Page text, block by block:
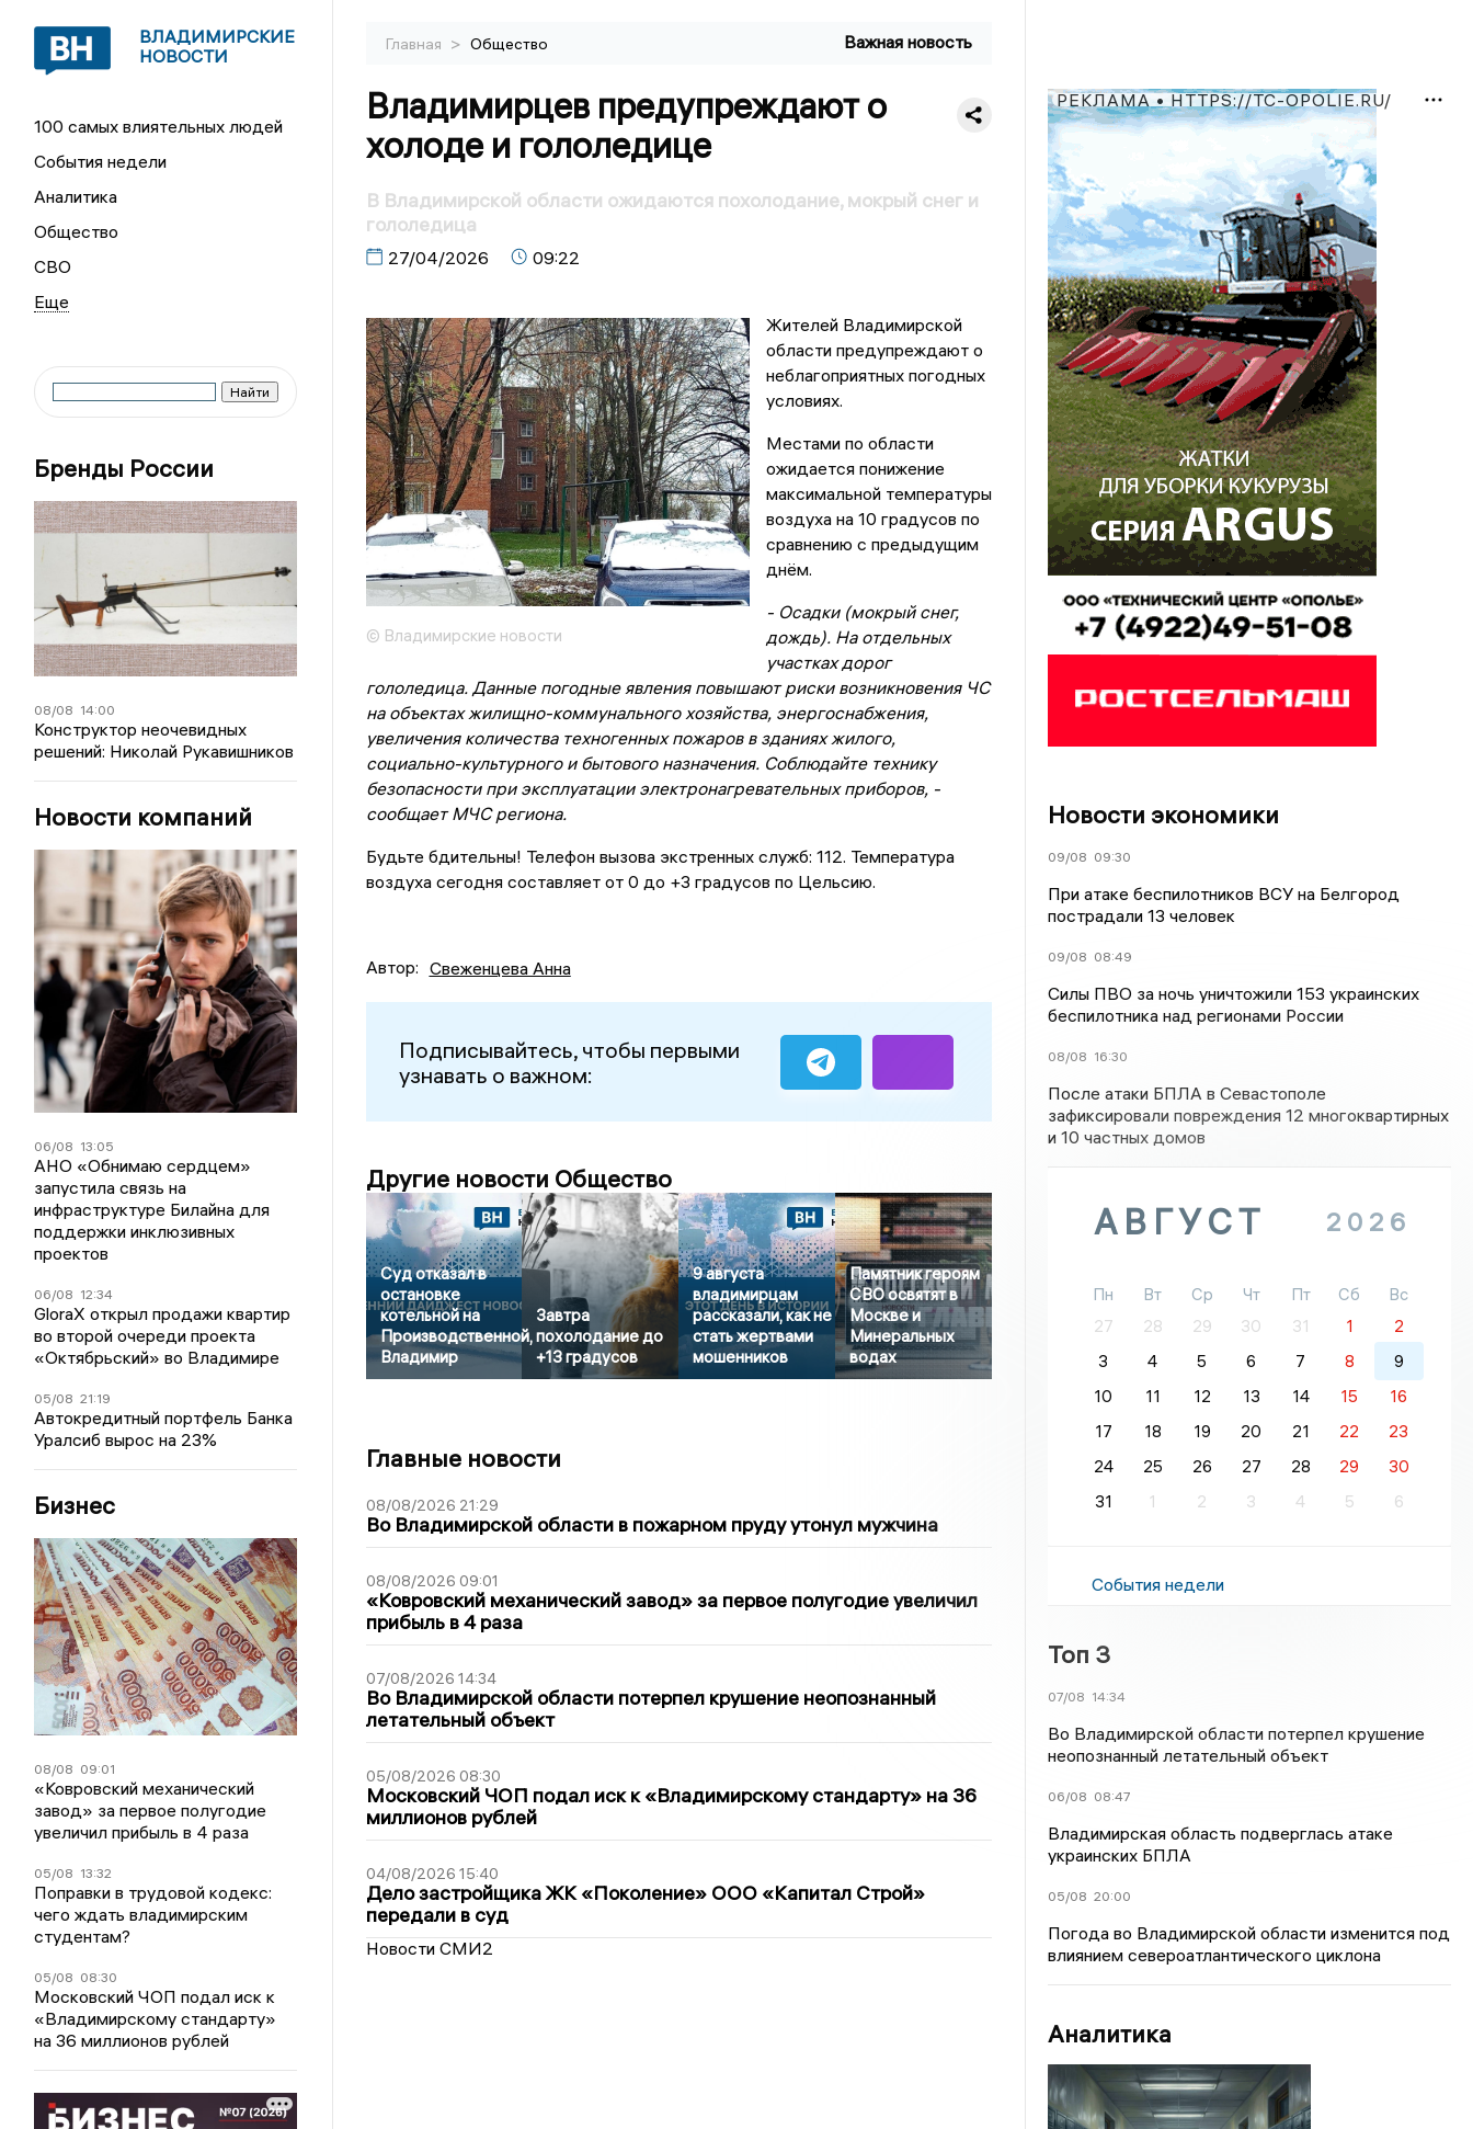
ВЛАДИМИРСКИЕ
НОВОСТИ
100 самых влиятельных людей
События недели
Аналитика
Общество
СВО
Бренды России
08/08 14:00
Конструктор неочевидных
решений: Николай Рукавишников
Новости компаний
06/08 13:05
АНО «Обнимаю сердцем»
запустила связь на
инфраструктуре Билайна для
поддержки инклюзивных
проектов
06/08 12:34
GloraX открыл продажи квартир
во второй очереди проекта
«Октябрьский» во Владимире
05/08 21:19
Автокредитный портфель Банка
Уралсиб вырос на 23%
Бизнес
08/08 09:01
«Ковровский механический
завод» за первое полугодие
увеличил прибыль в 4 раза
05/08 13:32
Поправки в трудовой кодекс:
чего ждать владимирским
студентам?
05/08 08:30
Московский ЧОП подал иск к
«Владимирскому стандарту»
на 36 миллионов рублей
Главная > Общество Важная новость
Владимирцев предупреждают о
холоде и гололедице
В Владимирской области ожидаются похолодание, мокрый снег и
гололедица
27/04/2026 09:22
© Владимирские новости
Жителей Владимирской
области предупреждают о
неблагоприятных погодных
условиях.
Местами по области
ожидается понижение
максимальной температуры
воздуха на 10 градусов по
сравнению с предыдущим
днём.
- Осадки (мокрый снег,
дождь). На отдельных
участках дорог
гололедица. Данные погодные явления повышают риски возникновения ЧС
на объектах жилищно-коммунального хозяйства, энергоснабжения,
увеличения количества техногенных пожаров в зданиях жилого,
социально-культурного и бытового назначения. Соблюдайте технику
безопасности при эксплуатации электронагревательных приборов, -
сообщает МЧС региона.
Будьте бдительны! Телефон вызова экстренных служб: 112. Температура
воздуха сегодня составляет от 0 до +3 градусов по Цельсию.
Автор: Свеженцева Анна
Подписывайтесь, чтобы первыми
узнавать о важном:
Другие новости Общество
Суд отказал в
остановке
котельной на
Производственной,
Владимир
Завтра
похолодание до
+13 градусов
9 августа
владимирцам
рассказали, как не
стать жертвами
мошенников
Памятник героям
СВО освятят в
Москве и
Минеральных
водах
Главные новости
08/08/2026 21:29
Во Владимирской области в пожарном пруду утонул мужчина
08/08/2026 09:01
«Ковровский механический завод» за первое полугодие увеличил
прибыль в 4 раза
07/08/2026 14:34
Во Владимирской области потерпел крушение неопознанный
летательный объект
05/08/2026 08:30
Московский ЧОП подал иск к «Владимирскому стандарту» на 36
миллионов рублей
04/08/2026 15:40
Дело застройщика ЖК «Поколение» ООО «Капитал Строй»
передали в суд
Новости СМИ2
РЕКЛАМА • HTTPS://TC-OPOLIE.RU/
Новости экономики
09/08 09:30
При атаке беспилотников ВСУ на Белгород
пострадали 13 человек
09/08 08:49
Силы ПВО за ночь уничтожили 153 украинских
беспилотника над регионами России
08/08 16:30
После атаки БПЛА в Севастополе
зафиксировали повреждения 12 многоквартирных
и 10 частных домов
АВГУСТ 2026
Пн Вт Ср Чт Пт Сб
Вс
27
28 29 30 31 1
2
3
4 5 6 7 8
9
10
11 12 13 14 15
16
17
18 19 20 21 22
23
24
25 26 27 28 29
30
31
1 2 3 4 5 6
События недели
Топ 3
07/08 14:34
Во Владимирской области потерпел крушение
неопознанный летательный объект
06/08 08:47
Владимирская область подверглась атаке
украинских БПЛА
05/08 20:00
Погода во Владимирской области изменится под
влиянием североатлантического циклона
Аналитика